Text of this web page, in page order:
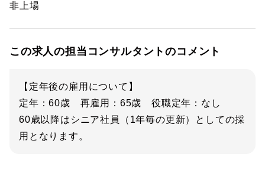
非上場
この求人の担当コンサルタントのコメント
【定年後の雇用について】
定年：60歳 再雇用：65歳 役職定年：なし
60歳以降はシニア社員（1年毎の更新）としての採
用となります。